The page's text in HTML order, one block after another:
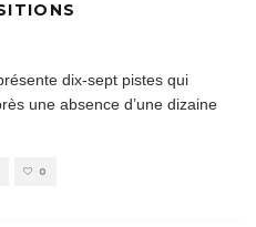
dix-sept pistes qui
une absence d’une dizaine
0